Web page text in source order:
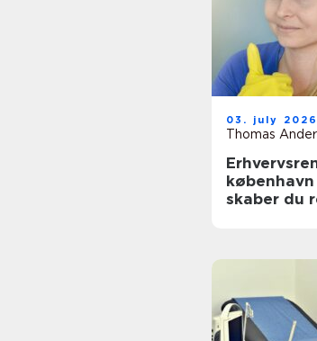
03. july 2026
Thomas
københavn sådan
skaber du